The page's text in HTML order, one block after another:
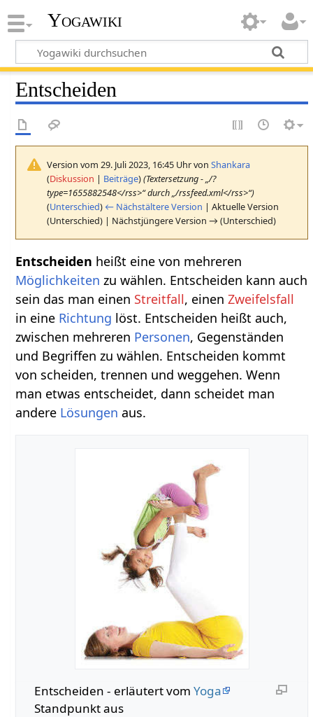
Yogawiki
Entscheiden
Version vom 29. Juli 2023, 16:45 Uhr vonShankara
(Diskussion | Beiträge)(Textersetzung - „/?
type=1655882548</rss>“ durch „/rssfeed.xml</rss>“)
(Unterschied) ← Nächstältere Version | Aktuelle Version
(Unterschied) | Nächstjüngere Version → (Unterschied)
heißt eine von mehreren
Möglichkeiten zu wählen. Entscheiden kann auch
sein das man einen Streitfall, einenZweifelsfall
in eine Richtung löst. Entscheiden heißt auch,
zwischen mehreren Personen, Gegenständen
und Begriffen zu wählen. Entscheiden kommt
von scheiden, trennen und weggehen. Wenn
man etwas entscheidet, dann scheidet man
andere Lösungen aus.
Entscheiden‏‎ - erläutert vom Yoga
Standpunkt aus